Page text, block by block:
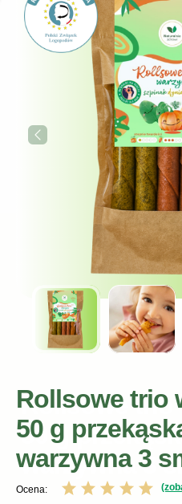
Rollsowe trio
50 g
warzywna 3
Ocena: